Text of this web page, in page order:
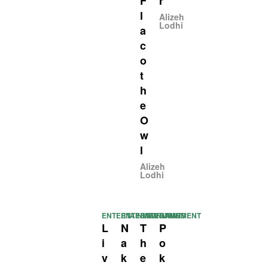
l
a
c
o
t
h
e
O
w
l
Alizeh
Lodhi
Alizeh
Lodhi
ENTERTAINMENT
L
i
v
ENTERTAINMENT
N
a
k
ENTERTAINMENT
T
h
e
GAMES
P
o
k